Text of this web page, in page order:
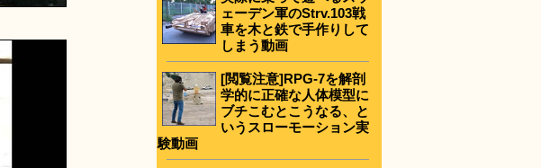
ェーデン軍のStrv.103戦
車を木と鉄で手作りして
しまう動画
[閲覧注意]RPG-7を解剖
学的に正確な人体模型に
ブチこむとこうなる、と
いうスローモーション実
験動画